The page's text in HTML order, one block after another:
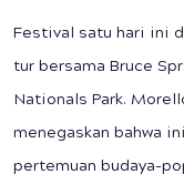
Festival satu hari ini
tur bersama Bruce
Nationals Park.
menegaskan bahwa
pertemuan budaya-